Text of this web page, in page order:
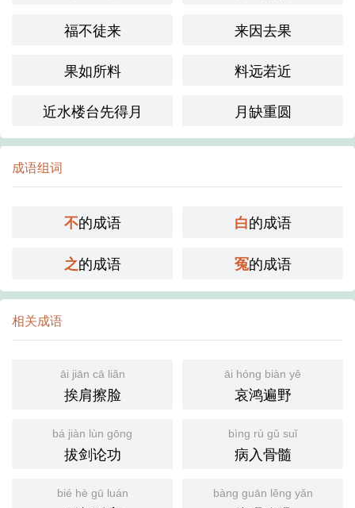
福不徒来
来因去果
果如所料
料远若近
近水楼台先得月
月缺重圆
成语组词
不的成语 白的成语
之的成语 冤的成语
相关成语
āi jiān cā liǎn
挨肩擦脸
āi hóng biàn yě
哀鸿遍野
bá jiàn lùn gōng
拔剑论功
bìng rù gǔ suǐ
病入骨髓
bié hè gū luán bàng guān lěng yǎn